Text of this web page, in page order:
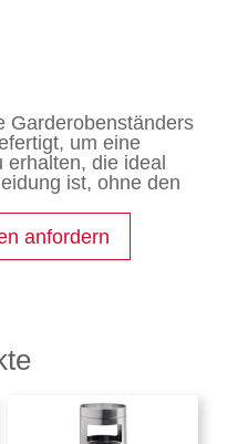
Garderobenständers
um eine
die ideal
ist, ohne den
anfordern